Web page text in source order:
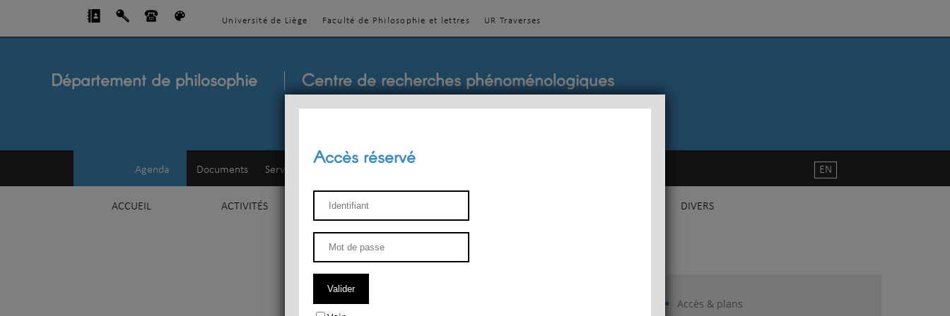
Université de Liège Faculté de Philosophie et lettres UR Traverses
Département de philosophie Centre de recherches phénoménologiques
Agenda Documents Service d'esthétique
ACCUEIL ACTIVITÉS ENSEIGNEMENT DIVERS
EN
Accès & plans
Accès réservé